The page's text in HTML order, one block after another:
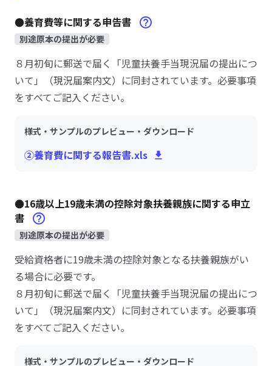
●養育費等に関する申告書
別途原本の提出が必要
８月初旬に郵送で届く「児童扶養手当現況届の提出につ
いて」（現況届案内文）に同封されています。必要事項
をすべてご記入ください。
様式・サンプルのプレビュー・ダウンロード
②養育費に関する報告書.xls
●16歳以上19歳未満の控除対象扶養親族に関する申立
書
別途原本の提出が必要
受給資格者に19歳未満の控除対象となる扶養親族がい
る場合に必要です。
８月初旬に郵送で届く「児童扶養手当現況届の提出につ
いて」（現況届案内文）に同封されています。必要事項
をすべてご記入ください。
様式・サンプルのプレビュー・ダウンロード